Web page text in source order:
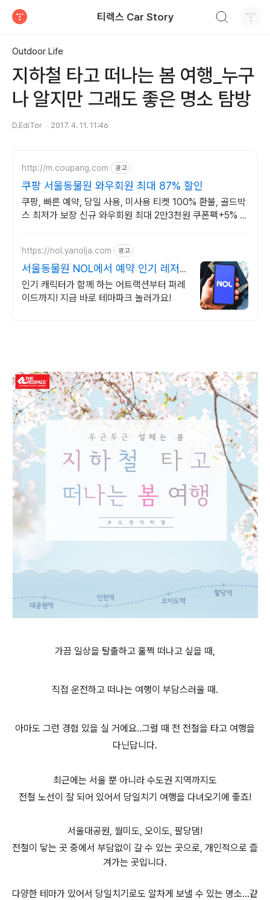
티렉스 Car Story
Outdoor Life
지하철 타고 떠나는 봄 여행_누구
나 알지만 그래도 좋은 명소 탐방
D.EdiTor 2017. 4. 11. 11:46
http://m.coupang.com 광고
쿠팡 서울동물원 와우회원 최대 87% 할인
쿠팡, 빠른 예약, 당일 사용, 미사용 티켓 100% 환불, 골드박
스 최저가 보장 신규 와우회원 최대 2만3천원 쿠폰팩+5% 추
https://nol.yanolja.com 광고
서울동물원 NOL에서 예약 인기 레저
매일 상시 할인
인기 캐릭터가 함께 하는 어트랙션부터 퍼레
이드까지! 지금 바로 테마파크 놀러가요!
가끔 일상을 탈출하고 훌쩍 떠나고 싶을 때,
직접 운전하고 떠나는 여행이 부담스러울 때.
아마도 그런 경험 있을 실 거에요..그럴 때 전 전철을 타고 여행을
다닌답니다.
최근에는 서울 뿐 아니라 수도권 지역까지도
전철 노선이 잘 되어 있어서 당일치기 여행을 다녀오기에 좋죠!
서울대공원, 월미도, 오이도, 팔당댐!
전철이 닿는 곳 중에서 부담없이 갈 수 있는 곳으로, 개인적으로 즐
겨가는 곳입니다.
다양한 테마가 있어서 당일치기로도 알차게 보낼 수 있는 명소...같